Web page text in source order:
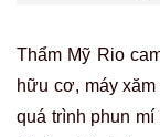
Thẩm Mỹ Rio
hữu cơ, máy
quá trình phun